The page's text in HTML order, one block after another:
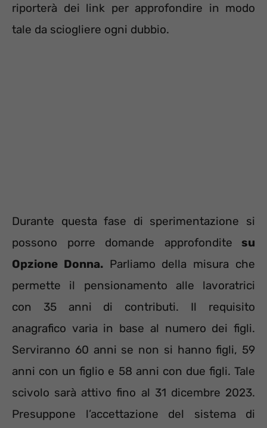
riporterà dei link per approfondire in modo
tale da sciogliere ogni dubbio.
Durante questa fase di sperimentazione si
possono porre domande approfondite su
Opzione Donna.Parliamo della misura che
permette il pensionamento alle lavoratrici
con 35 anni di contributi. Il requisito
anagrafico varia in base al numero dei figli.
Serviranno 60 anni se non si hanno figli, 59
anni con un figlio e 58 anni con due figli. Tale
scivolo sarà attivo fino al 31 dicembre 2023.
Presuppone l’accettazione del sistema di